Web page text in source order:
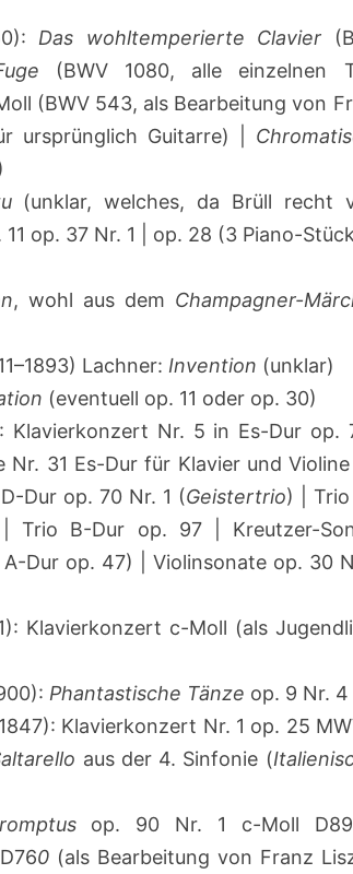
Das wohltemperierte Clavier
(BWV 1080, alle einzelnen
(BWV 543, als Bearbeitung von
ursprünglich Guitarre) |
(unklar, welches, da Brüll recht
op. 37 Nr. 1 | op. 28 (3 Piano-
, wohl aus dem Champagner-
Lachner: Invention (unklar)
(eventuell op. 11 oder op. 30)
Klavierkonzert Nr. 5 in Es-Dur op.
Nr. 31 Es-Dur für Klavier und
Dur op. 70 Nr. 1 (Geistertrio) |
Trio B-Dur op. 97 | Kreutzer-
Dur op. 47) | Violinsonate op. 30
Klavierkonzert c-Moll (als
Phantastische Tänze op. 9 Nr. 4
Klavierkonzert Nr. 1 op. 25
aus der 4. Sinfonie (
op. 90 Nr. 1 c-Moll
0 (als Bearbeitung von Franz